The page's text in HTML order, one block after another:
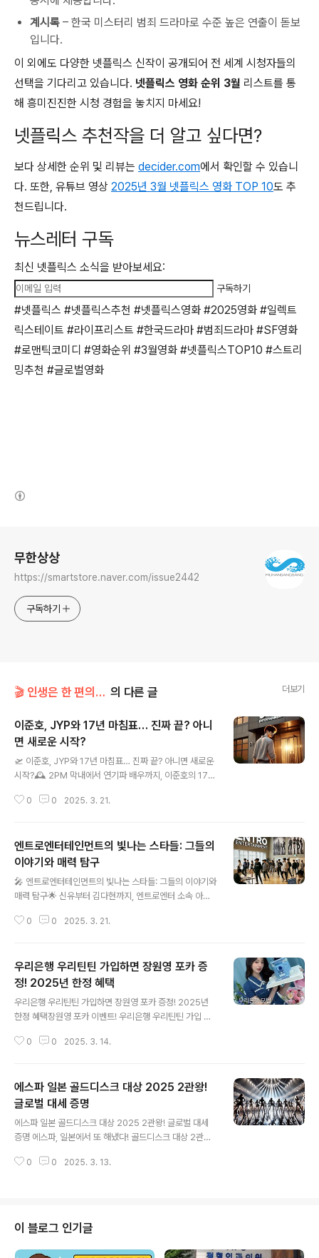
계시록 – 한국 미스터리 범죄 드라마로 수준 높은 연출이 돋보
입니다.
이 외에도 다양한 넷플릭스 신작이 공개되어 전 세계 시청자들의
선택을 기다리고 있습니다. 넷플릭스 영화 순위 3월 리스트를 통
해 흥미진진한 시청 경험을 놓치지 마세요!
넷플릭스 추천작을 더 알고 싶다면?
보다 상세한 순위 및 리뷰는 decider.com에서 확인할 수 있습니
다. 또한, 유튜브 영상 2025년 3월 넷플릭스 영화 TOP 10도 추
천드립니다.
뉴스레터 구독
최신 넷플릭스 소식을 받아보세요:
구독하기
#넷플릭스 #넷플릭스추천 #넷플릭스영화 #2025영화 #일렉트
릭스테이트 #라이프리스트 #한국드라마 #범죄드라마 #SF영화
#로맨틱코미디 #영화순위 #3월영화 #넷플릭스TOP10 #스트리
밍추천 #글로벌영화
무한상상
https://smartstore.naver.com/issue2442
구독하기
🎬 인생은 한 편의 영화 (영화 & 드라마 후기) 의 다른 글 더보기
이준호, JYP와 17년 마침표… 진짜 끝? 아니
면 새로운 시작?
🛫 이준호, JYP와 17년 마침표… 진짜 끝? 아니면 새로운
시작?🕰️ 2PM 막내에서 연기파 배우까지, 이준호의 17년
게 쉬운 일일까요?고등학생 때 데뷔해서 이제는 30대 배
시간의 끝자락에서 들려온 소식이 있었으니…바로 "JYP와
전속계약 종료"! 😳믿고 보던 2PM 이준호, 요즘은 드라마
에서도 연기력 칭찬받던 그 배우 이준호!그가 이제 JYP를
떠나 새로운 둥지를 찾는다니…팬들 마음은 그야말로 심쿵,
심란, 심각 모드ㅠㅠ이번 글에서는 이준호의 17년 발자취
부터 JYP와의 작별 의미,그리고 앞으로의 행보까지 아주
0 0 2025. 3. 21.
엔트로엔터테인먼트의 빛나는 스타들: 그들의
이야기와 매력 탐구
🎤 엔트로엔터테인먼트의 빛나는 스타들: 그들의 이야기와
매력 탐구🌟 신유부터 김다현까지, 엔트로엔터 소속 아티
명 변경은 단순한 이름 교체를 넘어 새로운 비전과 방향성
심에는 소속 아티스트들의 빛나는 활동과 그들의 매력이
자리하고 있습니다. 오늘은 엔트로엔터테인먼트의 대표 아
티스트들을 소개하며, 그들의 이야기와 매력을 함께 탐구
해보려고 합니다. 기대되시죠? 😊엔트로엔터테인먼트에
니다. 그들의 음악과 무대, 그리고 그 이면의 이야기들은 팬
0 0 2025. 3. 21.
우리은행 우리틴틴 가입하면 장원영 포카 증
정! 2025년 한정 혜택
우리은행 우리틴틴 가입하면 장원영 포카 증정! 2025년
한정 혜택장원영 포카 이벤트! 우리은행 우리틴틴 가입 혜
다릅니다! 우리은행에서 2025년 초대형 이벤트를 진행한
니까!?우리틴틴 가입 혜택, 무엇이 좋을까?청소년을 위한
금융 서비스인데요, 요즘은 어린 나이부터 금융을 배우는
게 중요하쥬? 그래서 우리은행이 10~18세 청소년들을 위
해 아주 실속 있는 혜택을 준비했어요.✅ 장원영 포카 증정
→ K-POP 팬이라면 무조건 득템!✅ 럭키비키 추가 증정
→ 한정판 굿즈까지?!✅ 간편한 계좌 개설 → 앱으로 쉽게
0 0 2025. 3. 14.
에스파 일본 골드디스크 대상 2025 2관왕!
글로벌 대세 증명
에스파 일본 골드디스크 대상 2025 2관왕! 글로벌 대세
증명 에스파, 일본에서 또 해냈다! 골드디스크 대상 2관왕
려 2관왕을 차지했다고 합니다! 🎉 이게 대체 몇 번째 대박
번 수상으로 글로벌 대세임을 다시 한 번 증명했습니다.에
스파가 받은 상은? 🏆🏆자, 궁금한 상장 목록 나갑니다!베
스트 3 뉴 아티스트 (Best 3 New Artists) – 일본에서
0 0 2025. 3. 13.
이 블로그 인기글